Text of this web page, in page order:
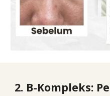
2. B-Kompleks: